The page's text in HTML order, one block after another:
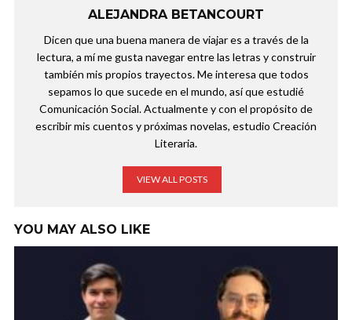
ALEJANDRA BETANCOURT
Dicen que una buena manera de viajar es a través de la
lectura, a mí me gusta navegar entre las letras y construir
también mis propios trayectos. Me interesa que todos
sepamos lo que sucede en el mundo, así que estudié
Comunicación Social. Actualmente y con el propósito de
escribir mis cuentos y próximas novelas, estudio Creación
Literaria.
VIEW ALL POSTS
YOU MAY ALSO LIKE